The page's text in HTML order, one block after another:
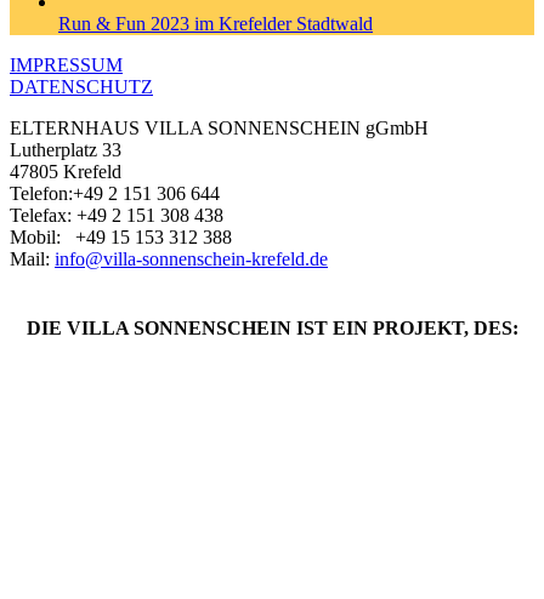
Run & Fun 2023 im Krefelder Stadtwald
IMPRESSUM
DATENSCHUTZ
ELTERNHAUS VILLA SONNENSCHEIN gGmbH
Lutherplatz 33
47805 Krefeld
Telefon:+49 2 151 306 644
Telefax: +49 2 151 308 438
Mobil: +49 ‭15 153 312 388‬
Mail: info@villa-sonnenschein-krefeld.de
DIE VILLA SONNENSCHEIN IST EIN PROJEKT, DES: